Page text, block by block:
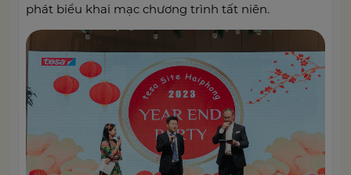
phát biểu khai mạc chương trình tất niên.